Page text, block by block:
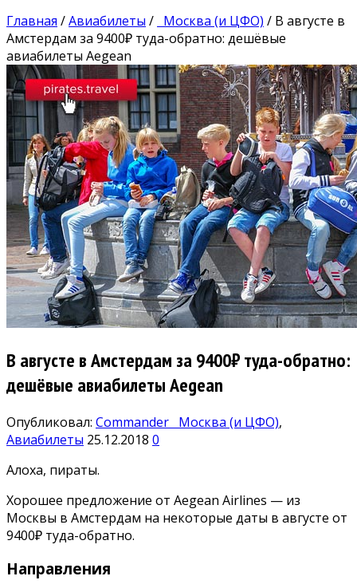
Главная /Авиабилеты / Москва (и ЦФО) / В августе в
Амстердам за 9400₽ туда-обратно: дешёвые
авиабилеты Aegean
В августе в Амстердам за 9400₽ туда-обратно:
дешёвые авиабилеты Aegean
Опубликовал: Commander Москва (и ЦФО),
Авиабилеты 25.12.2018 0
Алоха, пираты.
Хорошее предложение от Aegean Airlines — из
Москвы в Амстердам на некоторые даты в августе от
9400₽ туда-обратно.
Направления